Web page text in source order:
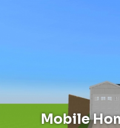
Mobile